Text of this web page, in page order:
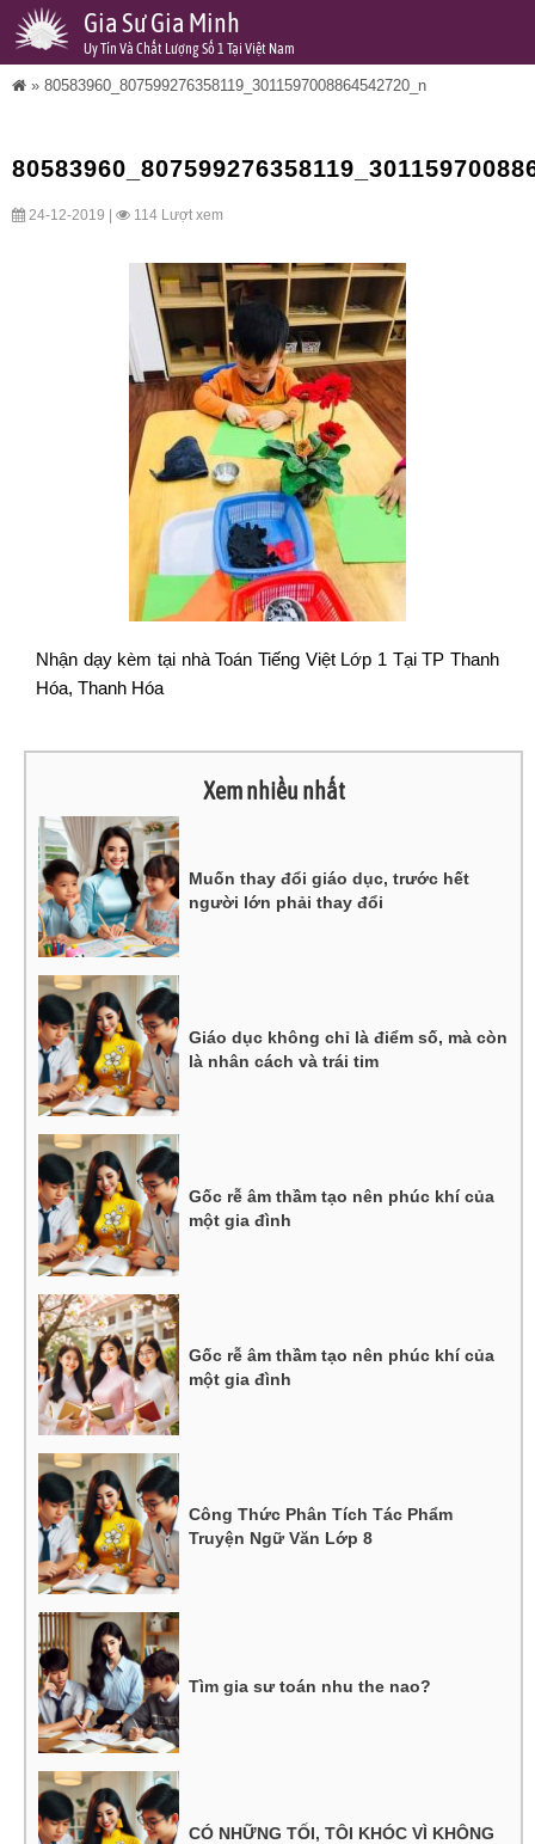
Gia Sư Gia Minh
Uy Tín Và Chất Lượng Số 1 Tại Việt Nam
» 80583960_807599276358119_3011597008864542720_n
24-12-2019 | 114 Lượt xem
Nhận dạy kèm tại nhà Toán Tiếng Việt Lớp 1 Tại TP Thanh
Hóa, Thanh Hóa
Xem nhiều nhất
Muốn thay đổi giáo dục, trước hết
người lớn phải thay đổi
Giáo dục không chỉ là điểm số, mà còn
là nhân cách và trái tim
Gốc rễ âm thầm tạo nên phúc khí của
một gia đình
Gốc rễ âm thầm tạo nên phúc khí của
một gia đình
Công Thức Phân Tích Tác Phẩm
Truyện Ngữ Văn Lớp 8
Tìm gia sư toán nhu the nao?
CÓ NHỮNG TỐI, TÔI KHÓC VÌ KHÔNG